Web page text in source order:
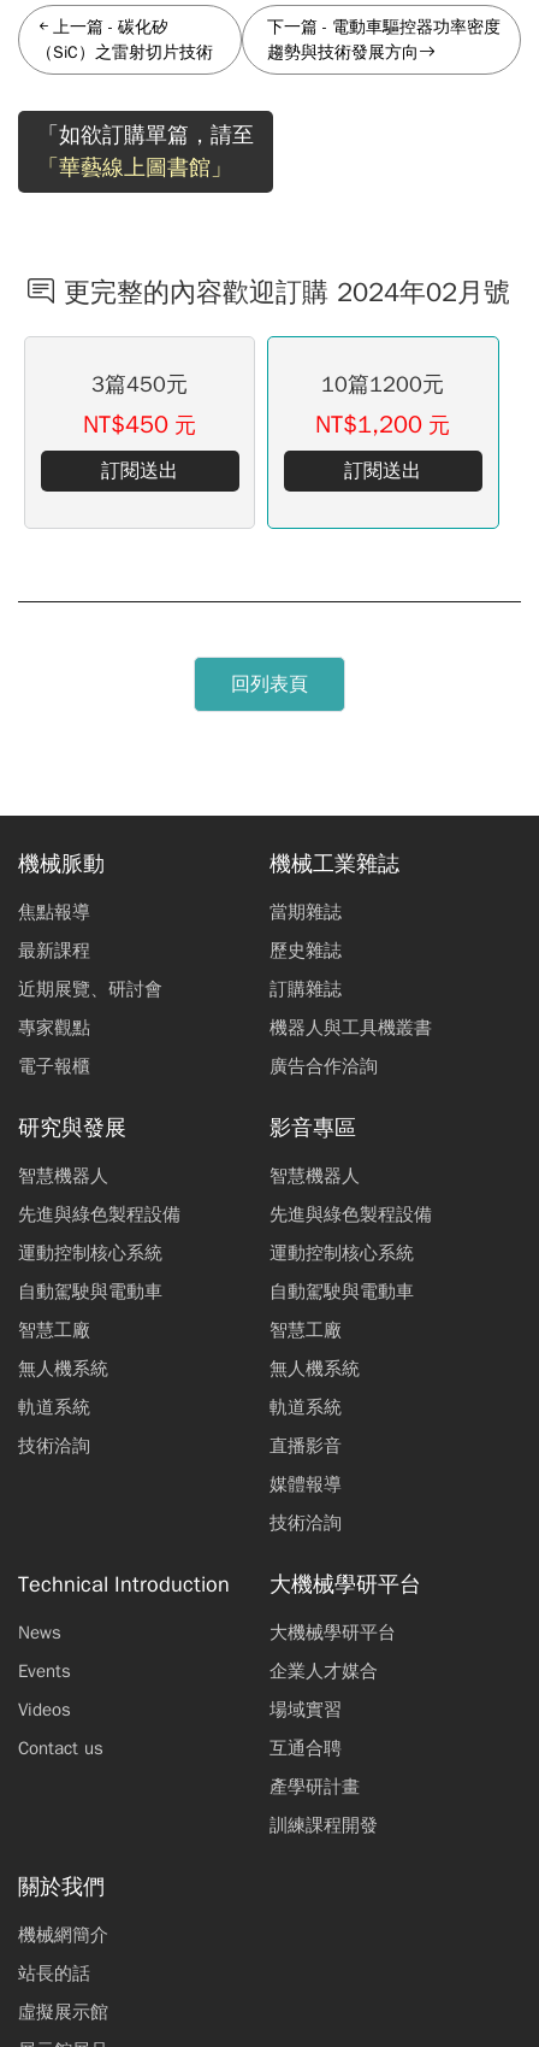
上一篇 - 碳化矽
（SiC）之雷射切片技術
下一篇 - 電動車驅控器功率密度
趨勢與技術發展方向
「如欲訂購單篇，請至
「華藝線上圖書館」
更完整的內容歡迎訂購 2024年02月號
3篇450元
NT$450 元
訂閱送出
10篇1200元
NT$1,200 元
訂閱送出
回列表頁
機械脈動
焦點報導
最新課程
近期展覽、研討會
專家觀點
電子報櫃
機械工業雜誌
當期雜誌
歷史雜誌
訂購雜誌
機器人與工具機叢書
廣告合作洽詢
研究與發展
智慧機器人
先進與綠色製程設備
運動控制核心系統
自動駕駛與電動車
智慧工廠
無人機系統
軌道系統
技術洽詢
影音專區
智慧機器人
先進與綠色製程設備
運動控制核心系統
自動駕駛與電動車
智慧工廠
無人機系統
軌道系統
直播影音
媒體報導
技術洽詢
Technical Introduction
News
Events
Videos
Contact us
大機械學研平台
大機械學研平台
企業人才媒合
場域實習
互通合聘
產學研計畫
訓練課程開發
關於我們
機械網簡介
站長的話
虛擬展示館